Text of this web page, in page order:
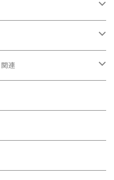
ラー
プ
連